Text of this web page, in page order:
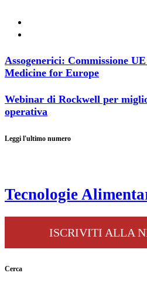
Assogenerici: Commissione
Medicine for Europe
Webinar di Rockwell per
operativa
Leggi l'ultimo numero
Tecnologie
ISCRIVITI ALLA
Cerca